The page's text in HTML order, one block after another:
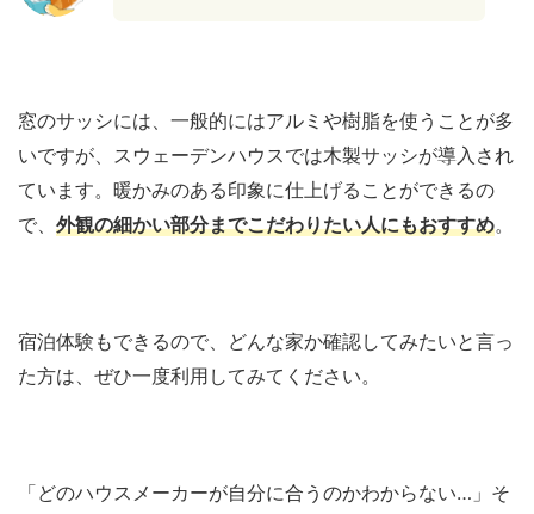
窓のサッシには、一般的にはアルミや樹脂を使うことが多
いですが、スウェーデンハウスでは木製サッシが導入され
ています。暖かみのある印象に仕上げることができるの
で、 外観の細かい部分までこだわりたい人にもおすすめ。
宿泊体験もできるので、どんな家か確認してみたいと言っ
た方は、ぜひ一度利用してみてください。
「どのハウスメーカーが自分に合うのかわからない…」そ